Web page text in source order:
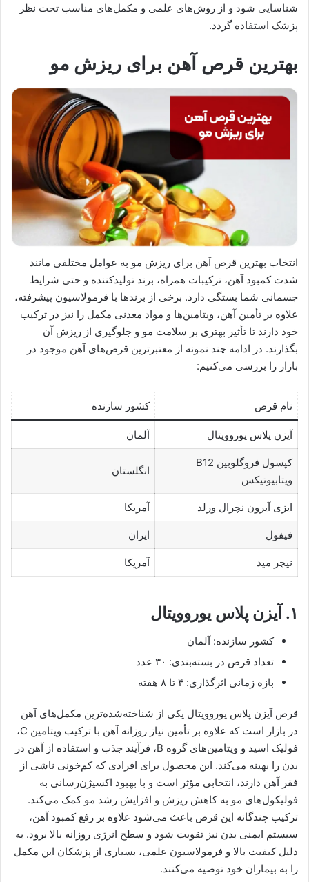
شناسایی شود و از روش‌های علمی و مکمل‌های مناسب تحت نظر
پزشک استفاده گردد.
بهترین قرص آهن برای ریزش مو
انتخاب بهترین قرص آهن برای ریزش مو به عوامل مختلفی مانند
شدت کمبود آهن، ترکیبات همراه، برند تولیدکننده و حتی شرایط
جسمانی شما بستگی دارد. برخی از برندها با فرمولاسیون پیشرفته،
علاوه بر تأمین آهن، ویتامین‌ها و مواد معدنی مکمل را نیز در ترکیب
خود دارند تا تأثیر بهتری بر سلامت مو و جلوگیری از ریزش آن
بگذارند. در ادامه چند نمونه از معتبرترین قرص‌های آهن موجود در
بازار را بررسی می‌کنیم:
نام قرص کشور سازنده
آیزن پلاس یوروویتال آلمان
کپسول فروگلوبین B12
ویتابیوتیکس
انگلستان
ایزی آیرون نچرال ورلد آمریکا
فیفول ایران
نیچر مید آمریکا
۱. آیزن پلاس یوروویتال
کشور سازنده: آلمان
تعداد قرص در بسته‌بندی: ۳۰ عدد
بازه زمانی اثرگذاری: ۴ تا ۸ هفته
قرص آیزن پلاس یوروویتال یکی از شناخته‌شده‌ترین مکمل‌های آهن
در بازار است که علاوه بر تأمین نیاز روزانه آهن با ترکیب ویتامین C،
فولیک اسید و ویتامین‌های گروه B، فرآیند جذب و استفاده از آهن در
بدن را بهینه می‌کند. این محصول برای افرادی که کم‌خونی ناشی از
فقر آهن دارند، انتخابی مؤثر است و با بهبود اکسیژن‌رسانی به
فولیکول‌های مو به کاهش ریزش و افزایش رشد مو کمک می‌کند.
ترکیب چندگانه این قرص باعث می‌شود علاوه بر رفع کمبود آهن،
سیستم ایمنی بدن نیز تقویت شود و سطح انرژی روزانه بالا برود. به
دلیل کیفیت بالا و فرمولاسیون علمی، بسیاری از پزشکان این مکمل
را به بیماران خود توصیه می‌کنند.